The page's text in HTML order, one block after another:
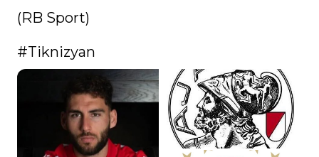
(RB Sport)
#Tiknizyan